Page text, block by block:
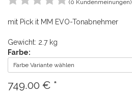
(0 Kundenmeinungen)
mit Pick it MM EVO-Tonabnehmer
Gewicht: 2.7 kg
Farbe:
Farbe Variante wählen
749.00 € *